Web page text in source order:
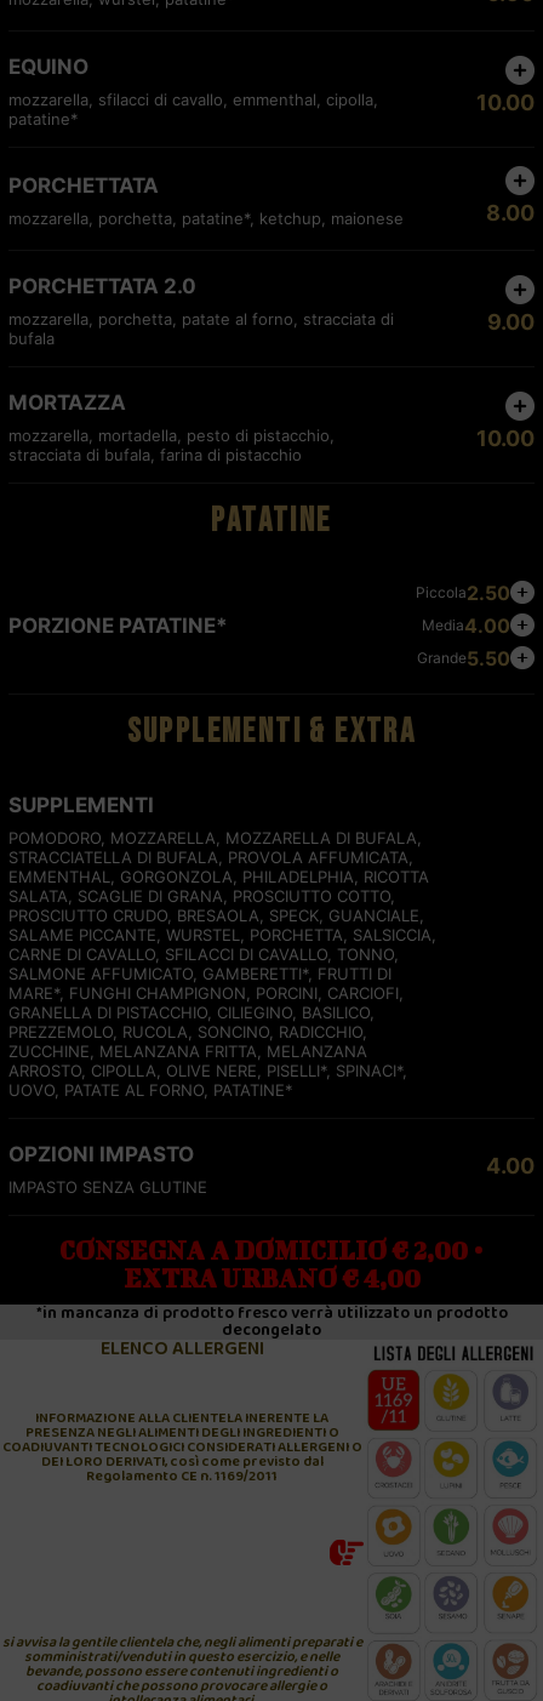
EQUINO
mozzarella, sfilacci di cavallo, emmenthal, cipolla,
patatine*
10.00
PORCHETTATA
mozzarella, porchetta, patatine*, ketchup, maionese 8.00
PORCHETTATA 2.0
mozzarella, porchetta, patate al forno, stracciata di
bufala
9.00
MORTAZZA
mozzarella, mortadella, pesto di pistacchio,
stracciata di bufala, farina di pistacchio
10.00
PATATINE
PORZIONE PATATINE*
Piccola2.50
Media4.00
Grande5.50
SUPPLEMENTI & EXTRA
SUPPLEMENTI
POMODORO, MOZZARELLA, MOZZARELLA DI BUFALA,
STRACCIATELLA DI BUFALA, PROVOLA AFFUMICATA,
EMMENTHAL, GORGONZOLA, PHILADELPHIA, RICOTTA
SALATA, SCAGLIE DI GRANA, PROSCIUTTO COTTO,
PROSCIUTTO CRUDO, BRESAOLA, SPECK, GUANCIALE,
SALAME PICCANTE, WURSTEL, PORCHETTA, SALSICCIA,
CARNE DI CAVALLO, SFILACCI DI CAVALLO, TONNO,
SALMONE AFFUMICATO, GAMBERETTI*, FRUTTI DI
MARE*, FUNGHI CHAMPIGNON, PORCINI, CARCIOFI,
GRANELLA DI PISTACCHIO, CILIEGINO, BASILICO,
PREZZEMOLO, RUCOLA, SONCINO, RADICCHIO,
ZUCCHINE, MELANZANA FRITTA, MELANZANA
ARROSTO, CIPOLLA, OLIVE NERE, PISELLI*, SPINACI*,
UOVO, PATATE AL FORNO, PATATINE*
OPZIONI IMPASTO
IMPASTO SENZA GLUTINE
4.00
CONSEGNA A DOMICILIO € 2,00 •
EXTRA URBANO € 4,00
*in mancanza di prodotto fresco verrà utilizzato un prodotto
decongelato
ELENCO ALLERGENI
INFORMAZIONE ALLA CLIENTELA INERENTE LA
PRESENZA NEGLI ALIMENTI DEGLI INGREDIENTI O
COADIUVANTI TECNOLOGICI CONSIDERATI ALLERGENI O
DEI LORO DERIVATI, così come previsto dal
Regolamento CE n. 1169/2011
si avvisa la gentile clientela che, negli alimenti preparati e
somministrati/venduti in questo esercizio, e nelle
bevande, possono essere contenuti ingredienti o
coadiuvanti che possono provocare allergie o